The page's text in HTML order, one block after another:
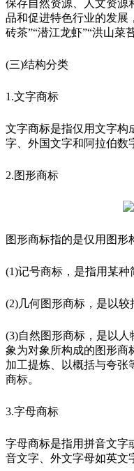
保存自然资源、人文资源
品和促进特色行业的发展
砖茶”“潜江龙虾”“洪山菜
(三)结构分类
1.文字商标
文字商标是指仅用文字构
字、外国文字和阿拉伯数
2.图形商标
图形商标指的是仅用图形
(1)记号商标，是指用某种
(2)几何图形商标，是以较
(3)自然图形商标，是以
象为对象所构成的图形商
加工提炼、以概括与夸张
商标。
3.字母商标
字母商标是指用拼音文字
音文字、外文字母如英文